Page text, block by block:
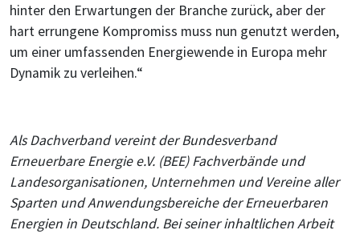
hinter den Erwartungen der Branche zurück, aber der
hart errungene Kompromiss muss nun genutzt werden,
um einer umfassenden Energiewende in Europa mehr
Dynamik zu verleihen.“
Als Dachverband vereint der Bundesverband
Erneuerbare Energie e.V. (BEE) Fachverbände und
Landesorganisationen, Unternehmen und Vereine aller
Sparten und Anwendungsbereiche der Erneuerbaren
Energien in Deutschland. Bei seiner inhaltlichen Arbeit